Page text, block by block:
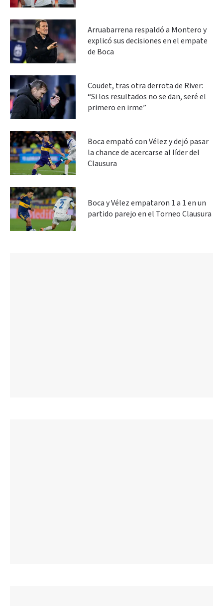
Arruabarrena respaldó a Montero y
explicó sus decisiones en el empate
de Boca
Coudet, tras otra derrota de River:
“Si los resultados no se dan, seré el
primero en irme”
Boca empató con Vélez y dejó pasar
la chance de acercarse al líder del
Clausura
Boca y Vélez empataron 1 a 1 en un
partido parejo en el Torneo Clausura